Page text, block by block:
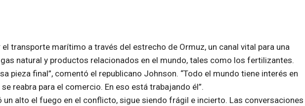
transporte marítimo a través del estrecho de Ormuz, un canal vital para una
natural y productos relacionados en el mundo, tales como los fertilizantes.
pieza final”, comentó el republicano Johnson. “Todo el mundo tiene interés en
reabra para el comercio. En eso está trabajando él”.
un alto el fuego en el conflicto, sigue siendo frágil e incierto. Las conversaciones